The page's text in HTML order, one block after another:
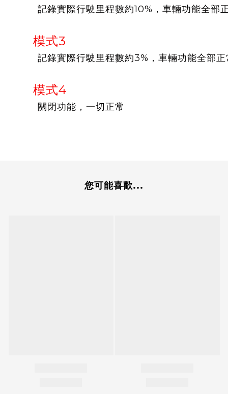
記錄實際行駛里程數約10%，車輛功能全部
模式3
記錄實際行駛里程數約3%，車輛功能全部正
模式4
關閉功能，一切正常
您可能喜歡...